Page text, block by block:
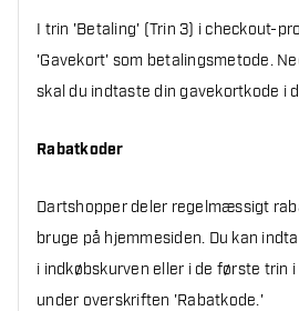
I trin 'Betaling' (Trin 3) i checkout-
'Gavekort' som betalingsmetode.
skal du indtaste din gavekortkode i
Rabatkoder
Dartshopper deler regelmæssigt
bruge på hjemmesiden. Du kan
i indkøbskurven eller i de første trin
under overskriften 'Rabatkode.'